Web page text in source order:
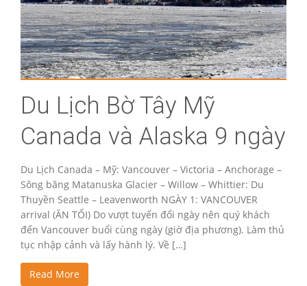
Du Lịch Bờ Tây Mỹ
Canada và Alaska 9 ngày
Du Lịch Canada – Mỹ: Vancouver – Victoria – Anchorage –
Sông băng Matanuska Glacier – Willow – Whittier: Du
Thuyền Seattle – Leavenworth NGÀY 1: VANCOUVER
arrival (ĂN TỐI) Do vượt tuyến đổi ngày nên quý khách
đến Vancouver buổi cùng ngày (giờ địa phương). Làm thủ
tục nhập cảnh và lấy hành lý. Về […]
Read More